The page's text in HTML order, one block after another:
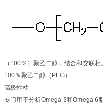
（100％）聚乙二醇，结合和交联相
100％聚乙二醇（PEG）
高极性柱
专门用于分析Omega 3和Omega 6